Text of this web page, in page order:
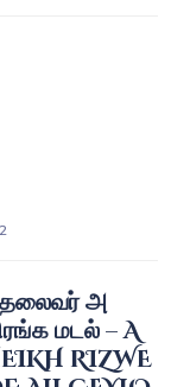
அ
மடல் – A
RIZWE